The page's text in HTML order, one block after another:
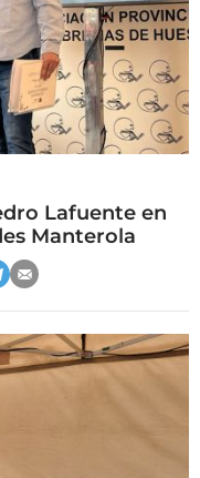
Lafuente en
Manterola